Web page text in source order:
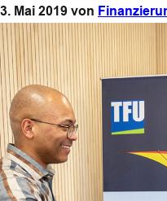
3. Mai 2019 von